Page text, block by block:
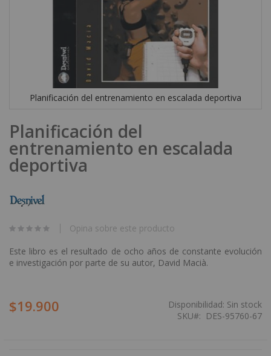
Planificación del entrenamiento en escalada deportiva
to
the
beginning
of
the
gallery
Planificación del
entrenamiento en escalada
deportiva
Opina sobre este producto
Este libro es el resultado de ocho años de constante evolución
e investigación por parte de su autor, David Macià.
$19.900 Disponibilidad: Sin stock
SKU
DES-95760-67